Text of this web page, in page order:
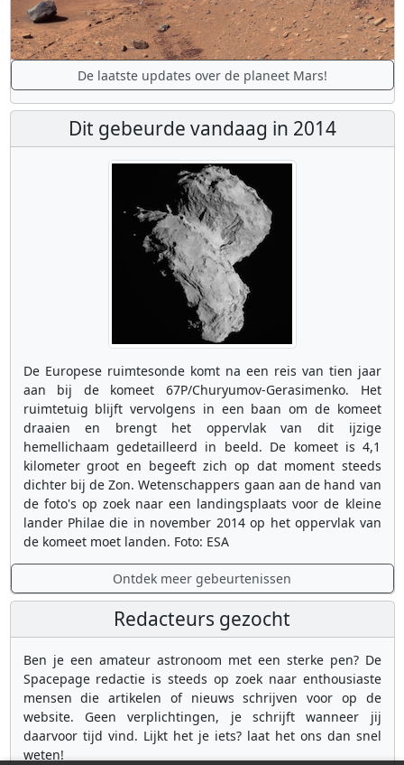
De laatste updates over de planeet Mars!
Dit gebeurde vandaag in 2014
De Europese ruimtesonde komt na een reis van tien jaar
aan bij de komeet 67P/Churyumov-Gerasimenko. Het
ruimtetuig blijft vervolgens in een baan om de komeet
draaien en brengt het oppervlak van dit ijzige
hemellichaam gedetailleerd in beeld. De komeet is 4,1
kilometer groot en begeeft zich op dat moment steeds
dichter bij de Zon. Wetenschappers gaan aan de hand van
de foto's op zoek naar een landingsplaats voor de kleine
lander Philae die in november 2014 op het oppervlak van
de komeet moet landen. Foto: ESA
Ontdek meer gebeurtenissen
Redacteurs gezocht
Ben je een amateur astronoom met een sterke pen? De
Spacepage redactie is steeds op zoek naar enthousiaste
mensen die artikelen of nieuws schrijven voor op de
website. Geen verplichtingen, je schrijft wanneer jij
daarvoor tijd vind. Lijkt het je iets? laat het ons dan snel
weten!